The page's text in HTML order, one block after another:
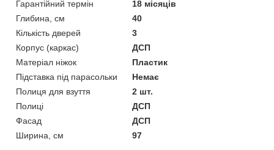
Гарантійний термін
18 місяців
Глибина, см
40
Кількість дверей
3
Корпус (каркас)
ДСП
Матеріал ніжок
Пластик
Підставка під парасольки
Немає
Полиця для взуття
2 шт.
Полиці
ДСП
Фасад
ДСП
Ширина, см
97